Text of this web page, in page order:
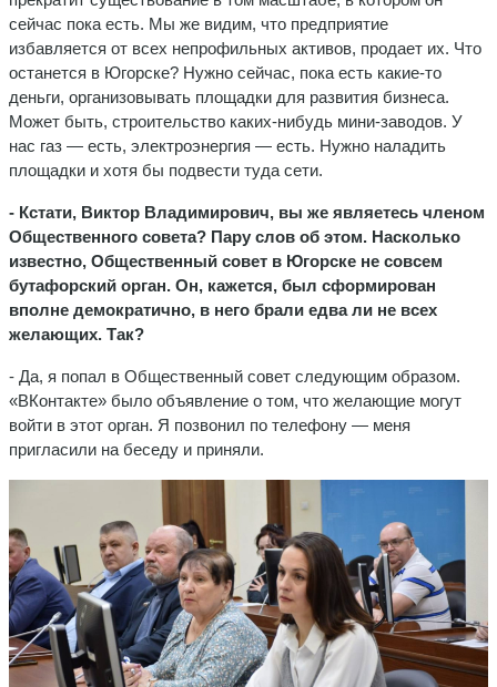
сейчас пока есть. Мы же видим, что предприятие
избавляется от всех непрофильных активов, продает их. Что
останется в Югорске? Нужно сейчас, пока есть какие-то
деньги, организовывать площадки для развития бизнеса.
Может быть, строительство каких-нибудь мини-заводов. У
нас газ — есть, электроэнергия — есть. Нужно наладить
площадки и хотя бы подвести туда сети.
- Кстати, Виктор Владимирович, вы же являетесь членом
Общественного совета? Пару слов об этом. Насколько
известно, Общественный совет в Югорске не совсем
бутафорский орган. Он, кажется, был сформирован
вполне демократично, в него брали едва ли не всех
желающих. Так?
- Да, я попал в Общественный совет следующим образом.
«ВКонтакте» было объявление о том, что желающие могут
войти в этот орган. Я позвонил по телефону — меня
пригласили на беседу и приняли.